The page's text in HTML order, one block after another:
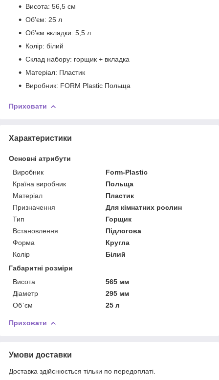
Висота: 56,5 см
Об'єм: 25 л
Об'єм вкладки: 5,5 л
Колір: білий
Склад набору: горщик + вкладка
Матеріал: Пластик
Виробник: FORM Plastic Польща
Приховати
Характеристики
Основні атрибути
Виробник
Form-Plastic
Країна виробник
Польща
Матеріал
Пластик
Призначення
Для кімнатних рослин
Тип
Горщик
Встановлення
Підлогова
Форма
Кругла
Колір
Білий
Габаритні розміри
Висота
565 мм
Діаметр
295 мм
Об`єм
25 л
Приховати
Умови доставки
Доставка здійснюється тільки по передоплаті.